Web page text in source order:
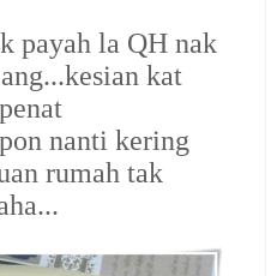
payah la QH nak
kat
nanti kering
rumah tak